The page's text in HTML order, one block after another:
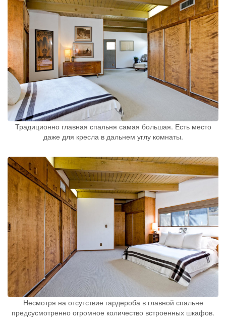
Традиционно главная спальня самая большая. Есть место
даже для кресла в дальнем углу комнаты.
Несмотря на отсутствие гардероба в главной спальне
предсусмотренно огромное количество встроенных шкафов.